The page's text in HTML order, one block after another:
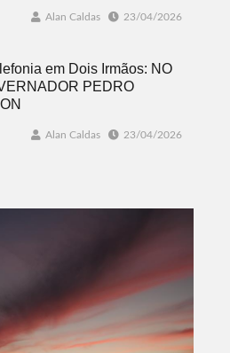
Alan Caldas 23/04/2026
em Dois Irmãos: NO
PEDRO
Alan Caldas 23/04/2026